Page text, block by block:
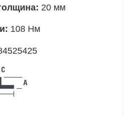
20 мм
108 Нм